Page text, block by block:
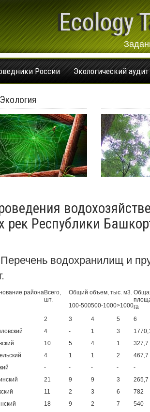
Ecology
России Экологический аудит
Экология
рек Республики
водохранилищ и
районаВсего,
шт.
Общий объем, тыс. м3.
га
100-500500-1000>1000
2 3 4 5
6
4 - 1 3
10 5 4 1
327,7
4 1 1 2
467,7
- - - -
-
21 9 9 3
265,7
11 2 3 6
782
18 9 2 7
540